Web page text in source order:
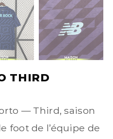
THIRD
— Third, saison
foot de l’équipe de